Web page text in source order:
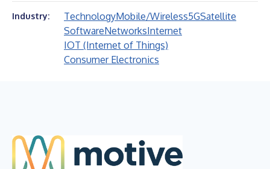
Industry: TechnologyMobile/Wireless5GSatellite
SoftwareNetworksInternet
IOT (Internet of Things)
Consumer Electronics